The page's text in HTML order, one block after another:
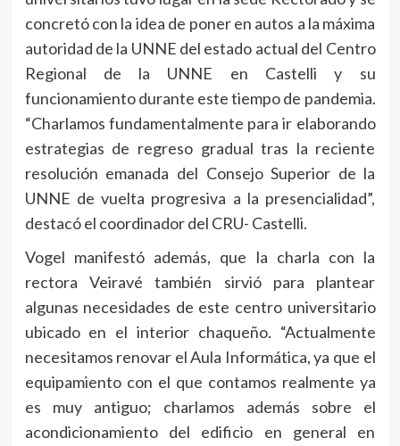
concretó con la idea de poner en autos a la máxima
autoridad de la UNNE del estado actual del Centro
Regional de la UNNE en Castelli y su
funcionamiento durante este tiempo de pandemia.
“Charlamos fundamentalmente para ir elaborando
estrategias de regreso gradual tras la reciente
resolución emanada del Consejo Superior de la
UNNE de vuelta progresiva a la presencialidad”,
destacó el coordinador del CRU- Castelli.
Vogel manifestó además, que la charla con la
rectora Veiravé también sirvió para plantear
algunas necesidades de este centro universitario
ubicado en el interior chaqueño. “Actualmente
necesitamos renovar el Aula Informática, ya que el
equipamiento con el que contamos realmente ya
es muy antiguo; charlamos además sobre el
acondicionamiento del edificio en general en